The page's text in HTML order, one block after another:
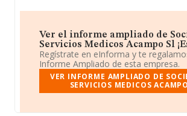
Ver el informe ampliado de
Servicios Medicos Acampo Sl
Regístrate en eInforma y te
Informe Ampliado de esta empresa.
VER INFORME AMPLIADO DE
SERVICIOS MEDICOS